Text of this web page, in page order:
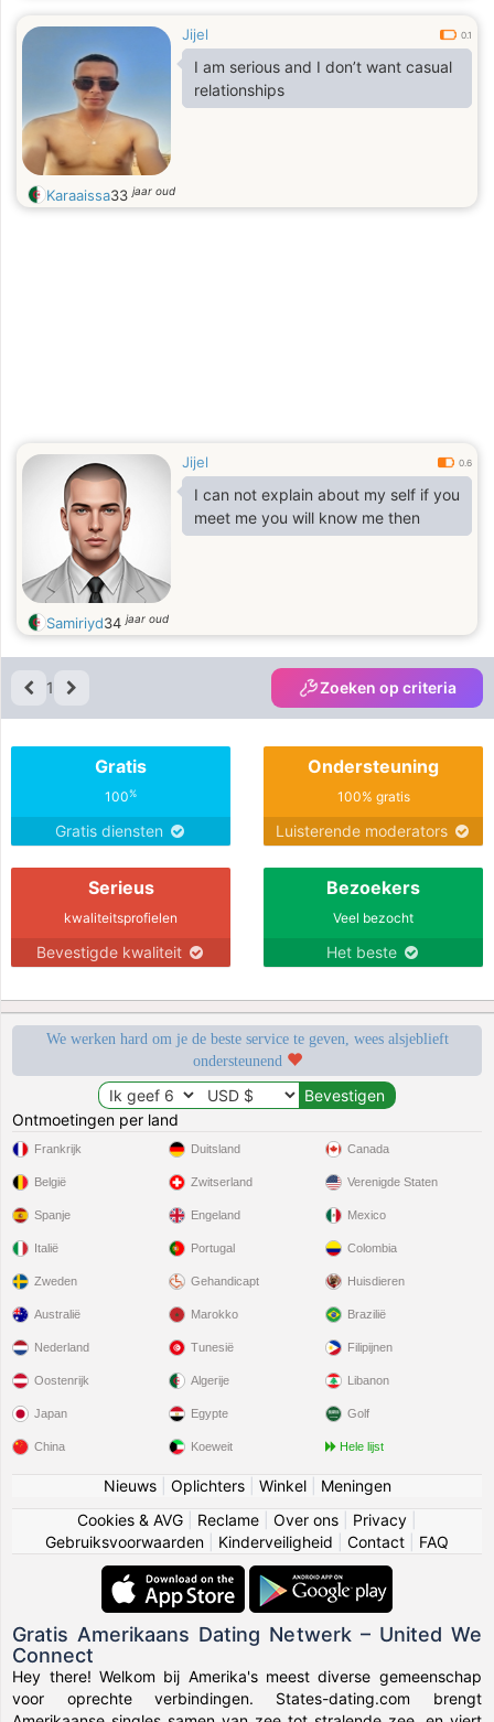
Jijel 0.1
I am serious and I don’t want casual
relationships
Karaaissa33jaar oud
Jijel 0.6
I can not explain about my self if you
meet me you will know me then
Samiriyd34jaar oud
1 Zoeken op criteria
Gratis
100%
Gratis diensten
Ondersteuning
100% gratis
Luisterende moderators
Serieus
kwaliteitsprofielen
Bevestigde kwaliteit
Bezoekers
Veel bezocht
Het beste
We werken hard om je de beste service te geven, wees alsjeblieft
ondersteunend
Ontmoetingen per land
Frankrijk
België
Spanje
Italië
Zweden
Duitsland
Zwitserland
Engeland
Portugal
Gehandicapt
Canada
Verenigde Staten
Mexico
Colombia
Huisdieren
Australië
Nederland
Oostenrijk
Japan
China
Marokko
Tunesië
Algerije
Egypte
Koeweit
Brazilië
Filipijnen
Libanon
Golf
Hele lijst
Nieuws| Oplichters| Winkel| Meningen
Cookies & AVG
Reclame Over ons Privacy
Gebruiksvoorwaarden
Kinderveiligheid Contact FAQ
Gratis Amerikaans Dating Netwerk – United We
Connect
Hey there! Welkom bij Amerika's meest diverse gemeenschap
voor oprechte verbindingen. States-dating.com brengt